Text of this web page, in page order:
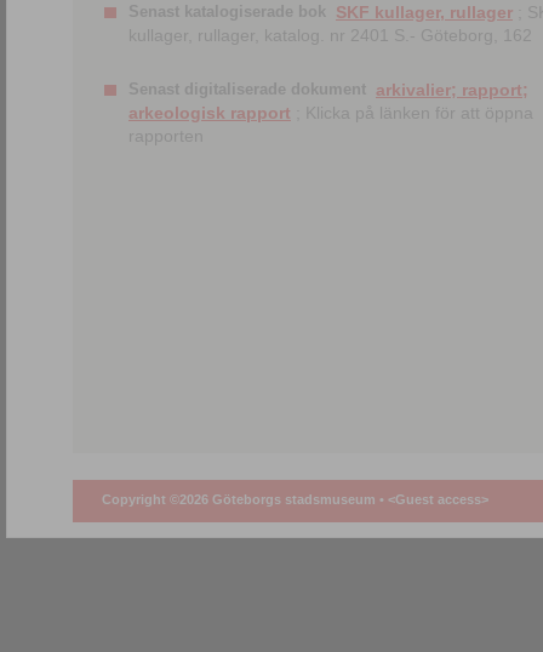
Senast katalogiserade bok SKF kullager, rullager ;
kullager, rullager, katalog. nr 2401 S.- Göteborg, 162
Senast digitaliserade dokument arkivalier; rapport;
arkeologisk rapport ; Klicka på länken för att öppna
rapporten
Copyright ©2026 Göteborgs stadsmuseum • <Guest access>